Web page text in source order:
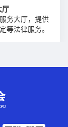
厅
务大厅，提供
等法律服务。